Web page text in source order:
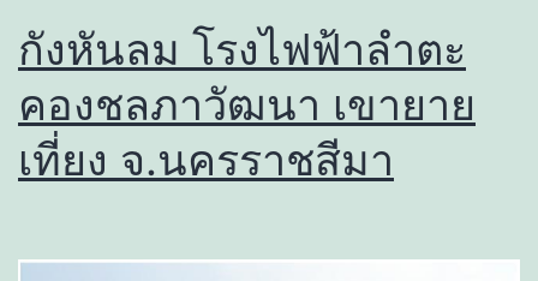
กังหันลม โรงไฟฟ้าลำตะ
คองชลภาวัฒนา เขายาย
เที่ยง จ.นครราชสีมา